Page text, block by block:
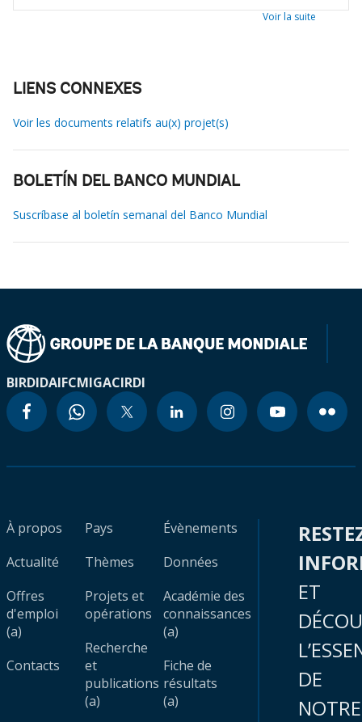
Voir la suite
LIENS CONNEXES
Voir les documents relatifs au(x) projet(s)
BOLETÍN DEL BANCO MUNDIAL
Suscríbase al boletín semanal del Banco Mundial
BIRDIDAIFCMIGACIRDI
À propos
Actualité
Offres
d'emploi
(a)
Contacts
Pays
Thèmes
Projets et
opérations
Recherche
et
publications
(a)
Évènements
Données
Académie des
connaissances
(a)
Fiche de
résultats
(a)
ET
DE
NOTRE